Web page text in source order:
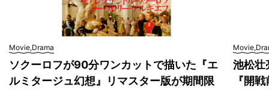
Movie,Drama
ソクーロフが90分ワンカットで描いた『エ
ルミタージュ幻想』リマスター版が期間限
池松壮
『開